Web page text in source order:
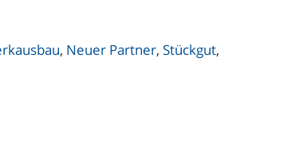
, Neuer Partner, Stückgut,